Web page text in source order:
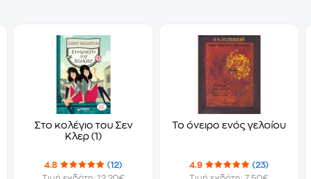
Στο κολέγιο του Σεν
Κλερ (1)
4.8
(12)
Το όνειρο ενός γελοίου
4.9
(23)